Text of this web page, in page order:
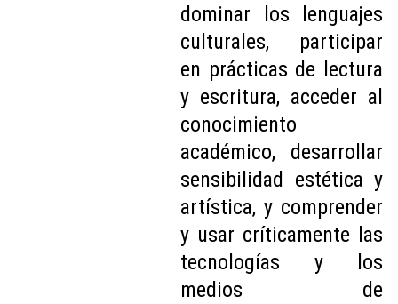
dominar los lenguajes
culturales, participar
en prácticas de lectura
y escritura, acceder al
conocimiento
académico, desarrollar
sensibilidad estética y
artística, y comprender
y usar críticamente las
tecnologías y los
medios de